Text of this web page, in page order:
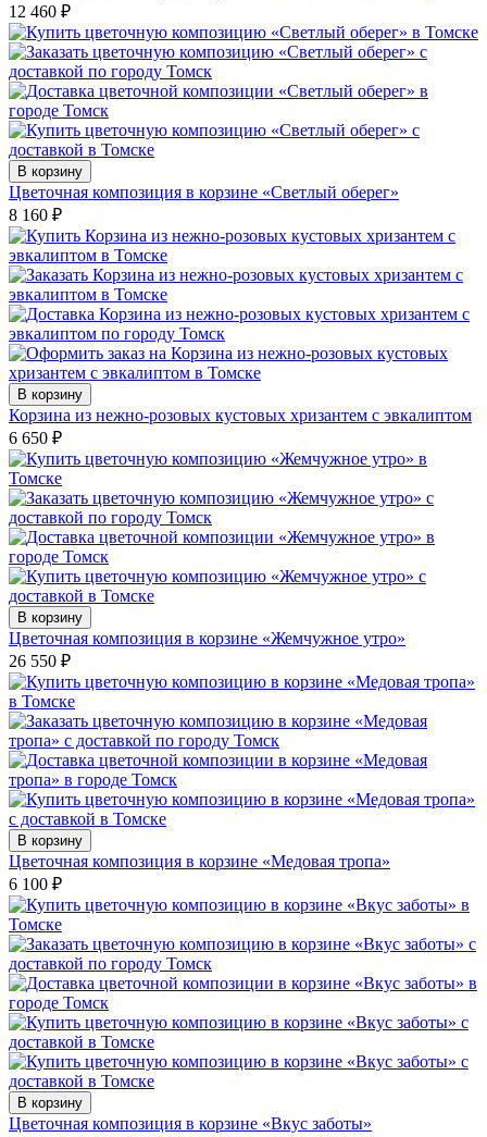
12 460 ₽
В корзину
Цветочная композиция в корзине «Светлый оберег»
8 160 ₽
В корзину
Корзина из нежно-розовых кустовых хризантем с эвкалиптом
6 650 ₽
В корзину
Цветочная композиция в корзине «Жемчужное утро»
26 550 ₽
В корзину
Цветочная композиция в корзине «Медовая тропа»
6 100 ₽
В корзину
Цветочная композиция в корзине «Вкус заботы»